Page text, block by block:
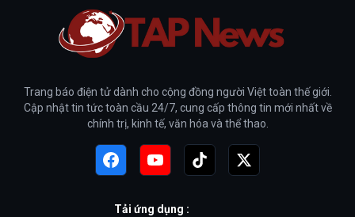
Trang báo điện tử dành cho cộng đồng người Việt toàn thế giới.
Cập nhật tin tức toàn cầu 24/7, cung cấp thông tin mới nhất về
chính trị, kinh tế, văn hóa và thể thao.
Tải ứng dụng :